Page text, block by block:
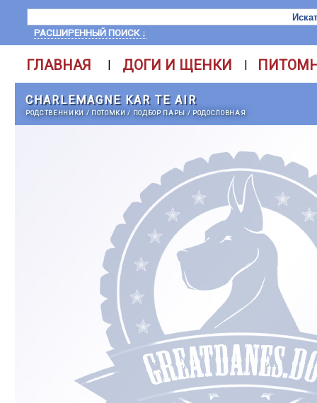
РАСШИРЕННЫЙ ПОИСК ↓
ГЛАВНАЯ | ДОГИ И ЩЕНКИ |
CHARLEMAGNE KAR TE AIR
РОДСТВЕННИКИ / ПОТОМКИ/ ПОДБОР ПАРЫ / РОДОСЛОВНАЯ